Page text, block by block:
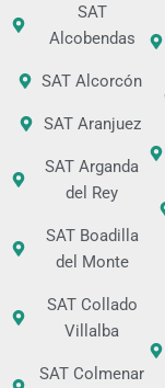
SAT
Alcobendas
SAT Alcorcón
SAT Aranjuez
SAT Arganda
del Rey
SAT Boadilla
del Monte
SAT Collado
Villalba
SAT Colmenar